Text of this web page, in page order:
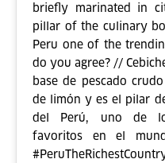
briefly marinated in
pillar of the culinary
Peru one of the
do you agree? //
base de pescado
de limón y es el pilar
del Perú, uno de
favoritos en el